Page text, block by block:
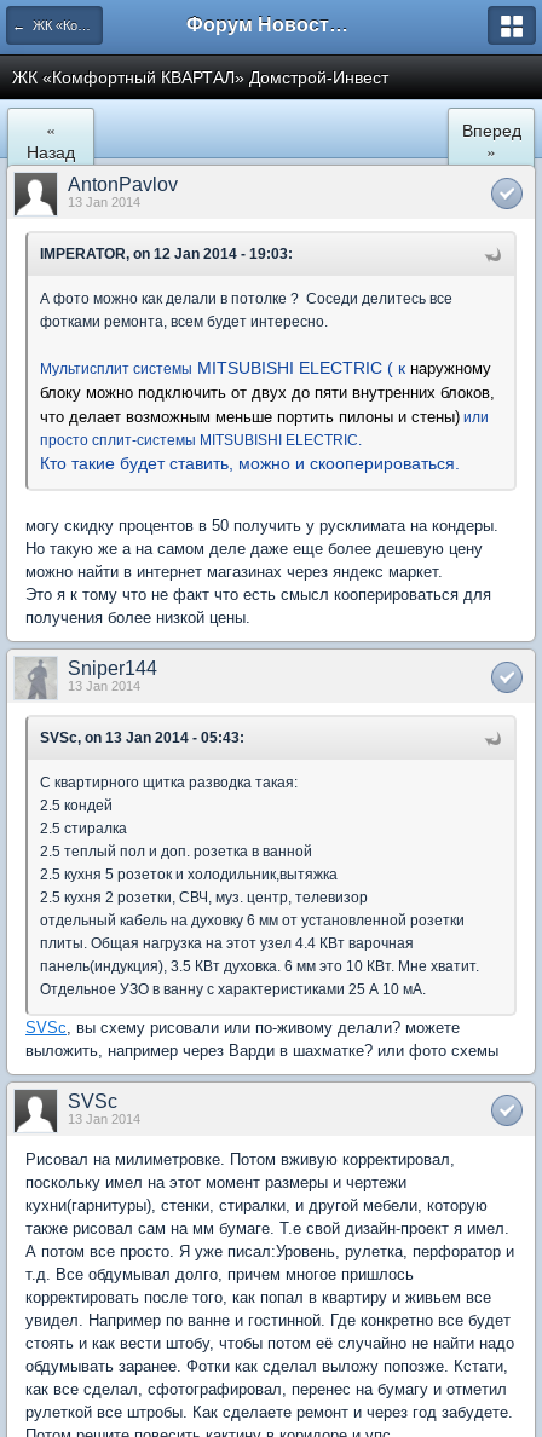
← ЖК «Комфортный КВАРТАЛ» Форум Новостройки
ЖК «Комфортный КВАРТАЛ» Домстрой-Инвест
«
Назад
Вперед
»
AntonPavlov
13 Jan 2014
IMPERATOR, on 12 Jan 2014 - 19:03:
А фото можно как делали в потолке ? Соседи делитесь все
фотками ремонта, всем будет интересно.
Мультисплит системы MITSUBISHI ELECTRIC ( к наружному
блоку можно подключить от двух до пяти внутренних блоков,
что делает возможным меньше портить пилоны и стены) или
просто сплит-системы MITSUBISHI ELECTRIC.
Кто такие будет ставить, можно и скооперироваться.
могу скидку процентов в 50 получить у русклимата на кондеры.
Но такую же а на самом деле даже еще более дешевую цену
можно найти в интернет магазинах через яндекс маркет.
Это я к тому что не факт что есть смысл кооперироваться для
получения более низкой цены.
Sniper144
13 Jan 2014
SVSc, on 13 Jan 2014 - 05:43:
С квартирного щитка разводка такая:
2.5 кондей
2.5 стиралка
2.5 теплый пол и доп. розетка в ванной
2.5 кухня 5 розеток и холодильник,вытяжка
2.5 кухня 2 розетки, СВЧ, муз. центр, телевизор
отдельный кабель на духовку 6 мм от установленной розетки
плиты. Общая нагрузка на этот узел 4.4 КВт варочная
панель(индукция), 3.5 КВт духовка. 6 мм это 10 КВт. Мне хватит.
Отдельное УЗО в ванну с характеристиками 25 А 10 мА.
SVSc, вы схему рисовали или по-живому делали? можете
выложить, например через Варди в шахматке? или фото схемы
SVSc
13 Jan 2014
Рисовал на милиметровке. Потом вживую корректировал,
поскольку имел на этот момент размеры и чертежи
кухни(гарнитуры), стенки, стиралки, и другой мебели, которую
также рисовал сам на мм бумаге. Т.е свой дизайн-проект я имел.
А потом все просто. Я уже писал:Уровень, рулетка, перфоратор и
т.д. Все обдумывал долго, причем многое пришлось
корректировать после того, как попал в квартиру и живьем все
увидел. Например по ванне и гостинной. Где конкретно все будет
стоять и как вести штобу, чтобы потом её случайно не найти надо
обдумывать заранее. Фотки как сделал выложу попозже. Кстати,
как все сделал, сфотографировал, перенес на бумагу и отметил
рулеткой все штробы. Как сделаете ремонт и через год забудете.